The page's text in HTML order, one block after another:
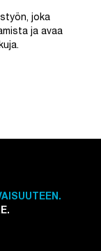
joka
ja avaa